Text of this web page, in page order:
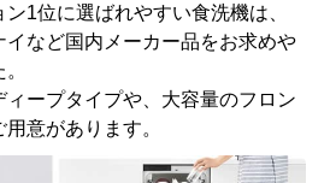
1位に選ばれやすい食洗機は、
など国内メーカー品をお求めや
ープタイプや、大容量のフロン
意があります。